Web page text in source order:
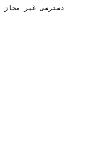
دسترسی غیر مجاز